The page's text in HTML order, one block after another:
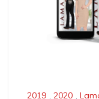
2019 , 2020 ,